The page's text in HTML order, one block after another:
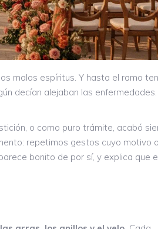
malos espíritus. Y hasta el ramo
decían alejaban las
o como puro trámite, acabó
repetimos gestos cuyo motivo
bonito de por sí, y explica que